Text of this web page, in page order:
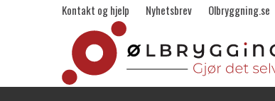
Kontakt og hjelp Nyhetsbrev Olbryggning.se